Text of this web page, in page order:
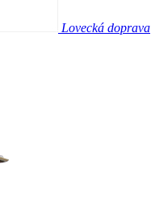
Lovecká doprava